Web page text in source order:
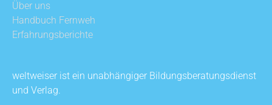
Über uns
Handbuch Fernweh
Erfahrungsberichte
weltweiser ist ein unabhängiger Bildungsberatungsdienst
und Verlag.